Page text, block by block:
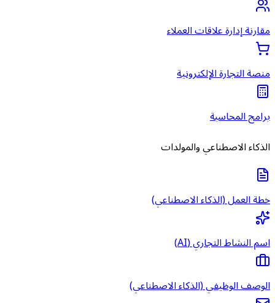
مقارنة إدارة علاقات العملاء
منصة التجارة الإلكترونية
برامج المحاسبة
الذكاء الاصطناعي والمولدات
خطة العمل (الذكاء الاصطناعي)
اسم النشاط التجاري (AI)
الوصف الوظيفي (الذكاء الاصطناعي)